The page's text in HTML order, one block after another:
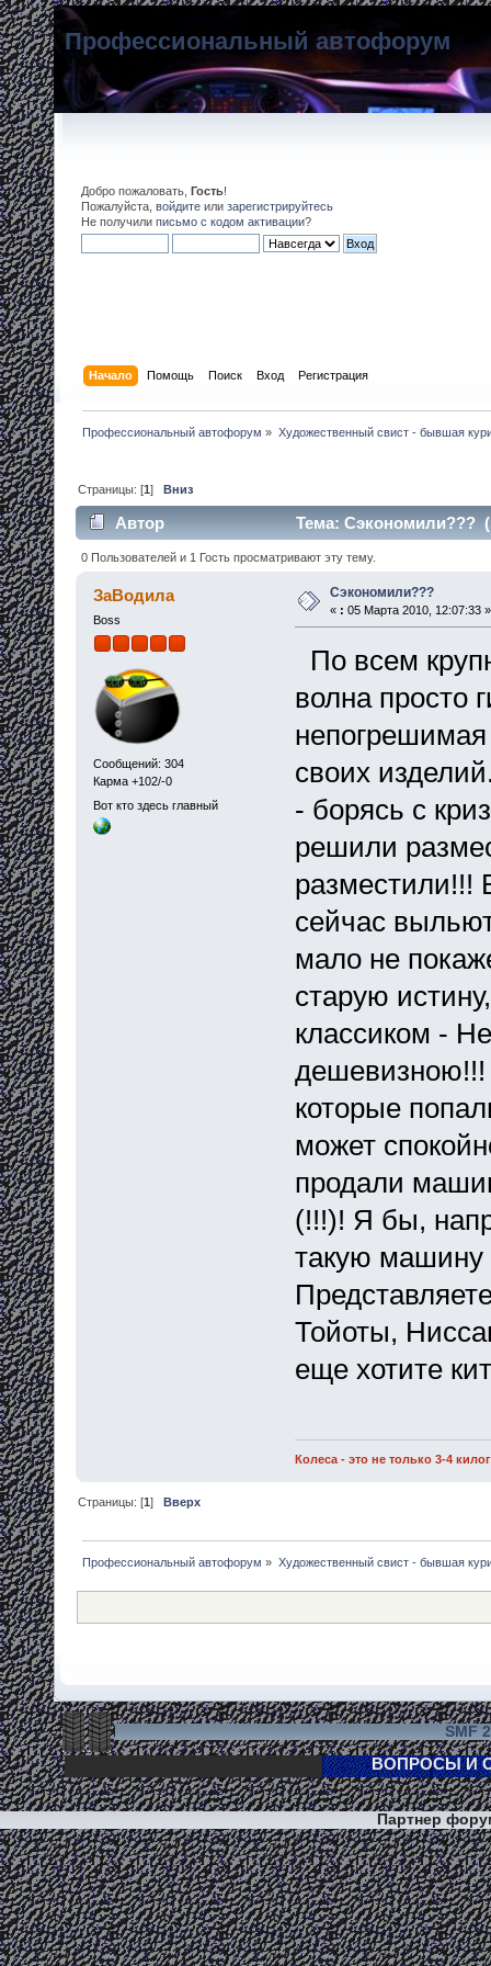
Профессиональный автофорум
Добро пожаловать, Гость!
Пожалуйста, войдите или зарегистрируйтесь
Не получили письмо с кодом активации?
Начало Помощь Поиск Вход Регистрация
Профессиональный автофорум » Художественный свист - бывшая
Страницы: [1]Вниз
Автор Тема: Сэкономили???
0 Пользователей и 1 Гость просматривают эту тему.
ЗаВодила
Boss
Сообщений: 304
Карма +102/-0
Вот кто здесь главный
Сэкономили???
« : 05 Марта 2010, 12:07:33 »
По всем
волна просто
своих
- борясь с
решили
разместили!!!
сейчас
мало не
старую
классиком -
которые
может
продали
(!!!)! Я бы,
такую машину
Тойоты,
еще хотите
Колеса - это не только 3-4
Страницы: [1] Вверх
Профессиональный автофорум » Художественный свист - бывшая
SMF
Партнер